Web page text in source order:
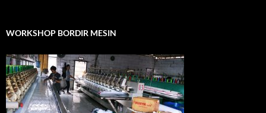
WORKSHOP BORDIR MESIN